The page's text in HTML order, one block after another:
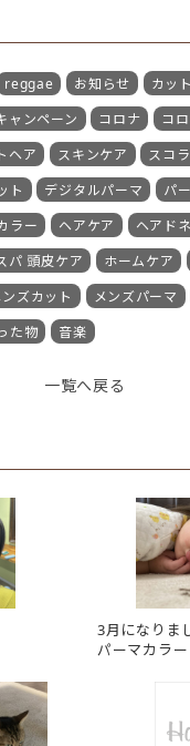
reggae お知らせ カット
ャンペーン コロナ
コ
ヘア スキンケア
スコ
ト デジタルパーマ パ
ラー ヘアケア
ヘアド
パ 頭皮ケア ホームケア
ンズカット メンズパーマ
た物 音楽
一覧へ戻る
3月になりま
パーマカラー